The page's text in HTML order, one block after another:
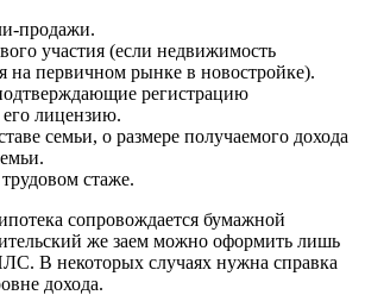
продажи.
участия (если недвижимость
на первичном рынке в новостройке).
регистрацию
лицензию.
семьи, о размере получаемого дохода
стаже.
сопровождается бумажной
же заем можно оформить лишь
В некоторых случаях нужна справка
дохода.